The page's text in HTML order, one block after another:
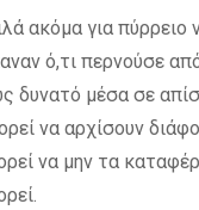
ακόμα για
ό,τι περνούσε
δυνατό μέσα σε
να αρχίσουν
να μην τα